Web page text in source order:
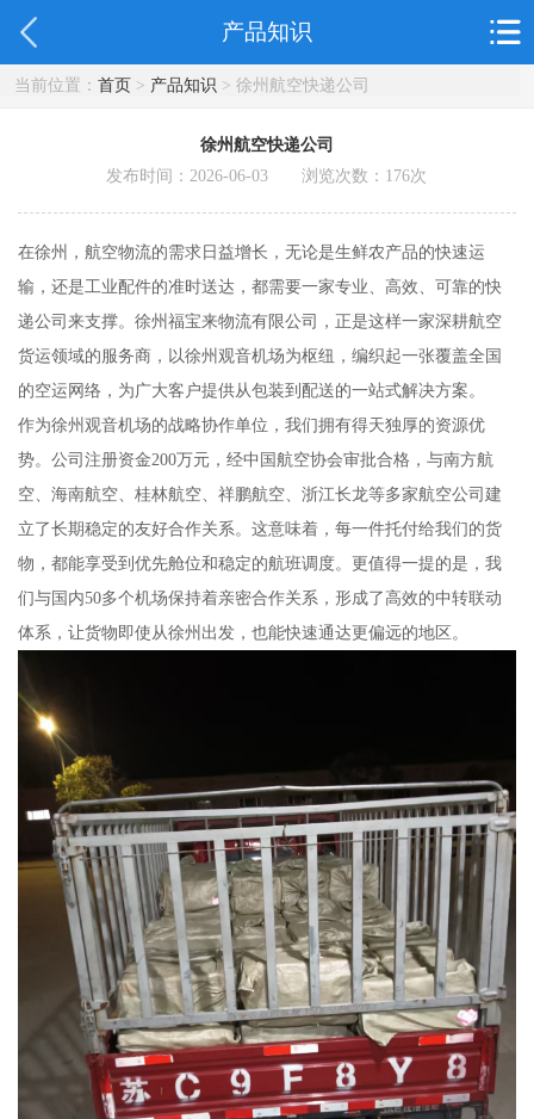
产品知识
当前位置： 首页> 产品知识 > 徐州航空快递公司
徐州航空快递公司
发布时间：2026-06-03 浏览次数： 176次
在徐州，航空物流的需求日益增长，无论是生鲜农产品的快速运
输，还是工业配件的准时送达，都需要一家专业、高效、可靠的快
递公司来支撑。徐州福宝来物流有限公司，正是这样一家深耕航空
货运领域的服务商，以徐州观音机场为枢纽，编织起一张覆盖全国
的空运网络，为广大客户提供从包装到配送的一站式解决方案。
作为徐州观音机场的战略协作单位，我们拥有得天独厚的资源优
势。公司注册资金200万元，经中国航空协会审批合格，与南方航
空、海南航空、桂林航空、祥鹏航空、浙江长龙等多家航空公司建
立了长期稳定的友好合作关系。这意味着，每一件托付给我们的货
物，都能享受到优先舱位和稳定的航班调度。更值得一提的是，我
们与国内50多个机场保持着亲密合作关系，形成了高效的中转联动
体系，让货物即使从徐州出发，也能快速通达更偏远的地区。